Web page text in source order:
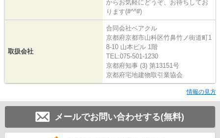
からお気軽にどうぞ、お待ちしてお
ります(#^^#)
取扱会社
合同会社ベアクル
京都府京都市山科区竹鼻竹ノ街道町1
8-10 山本ビル 1階
TEL:075-501-1230
京都府知事 (3) 第13151号
京都府宅地建物取引業協会
情報の見方
メールでお問い合わせする(無料)